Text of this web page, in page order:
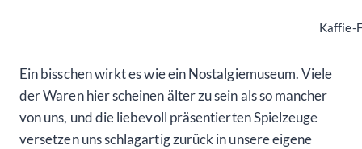
Kaffie-
Ein bisschen wirkt es wie ein Nostalgiemuseum. Viele
der Waren hier scheinen älter zu sein als so mancher
von uns, und die liebevoll präsentierten Spielzeuge
versetzen uns schlagartig zurück in unsere eigene